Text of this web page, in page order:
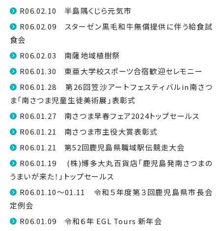
R06.02.10 半島隅くじら元気市
R06.02.09 スターゼン黒毛和牛無償提供に伴う給食試
食会
R06.02.03 南薩地域植樹祭
R06.01.30 東亜大学校スポーツ合宿歓迎セレモニー
R06.01.28 第26回笠沙アートフェスティバルin南さつ
ま「南さつま児童生徒美術展」表彰式
R06.01.27 南さつま早春フェア2024トップセールス
R06.01.21 南さつま市主役大賞表彰式
R06.01.21 第52回鹿児島県職域駅伝競走大会
R06.01.19 (株)博多大丸百貨店「鹿児島発南さつまの
うまいが来た！」トップセールス
R06.01.10～01.11 令和５年度第３回鹿児島県市長会
定例会
R06.01.09 令和６年 EGL Tours 新年会